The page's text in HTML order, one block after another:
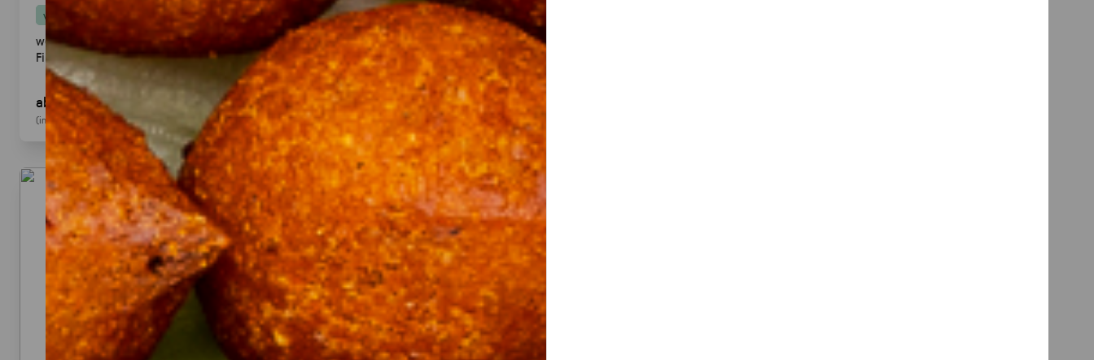
vegan
weicher Hefeteig · ideal zum füllen, dippen & teilen.
Fingerfood· für Mezze & Buffets
ab 17,00 € für 20 Stück
(inkl. MwSt.)
vegan
100 % Kichererbsen, fein gewürzt, mit cremigem Tahini.
pflanzlich · ideal für Events & Buffets
19,90 € für 1Platten
(inkl. MwSt.)